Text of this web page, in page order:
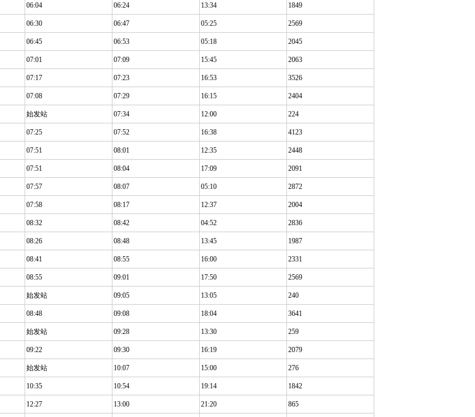
06:04 06:24 13:34 1849
06:30 06:47 05:25 2569
06:45 06:53 05:18 2045
07:01 07:09 15:45 2063
07:17 07:23 16:53 3526
07:08 07:29 16:15 2404
始发站 07:34 12:00 224
07:25 07:52 16:38 4123
07:51 08:01 12:35 2448
07:51 08:04 17:09 2091
07:57 08:07 05:10 2872
07:58 08:17 12:37 2004
08:32 08:42 04:52 2836
08:26 08:48 13:45 1987
08:41 08:55 16:00 2331
08:55 09:01 17:50 2569
始发站 09:05 13:05 240
08:48 09:08 18:04 3641
始发站 09:28 13:30 259
09:22 09:30 16:19 2079
始发站 10:07 15:00 276
10:35 10:54 19:14 1842
12:27 13:00 21:20 865